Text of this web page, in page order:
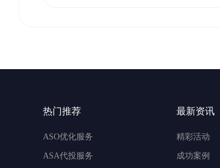
热门推荐
ASO优化服务
ASA代投服务
最新资讯
精彩活动
成功案例